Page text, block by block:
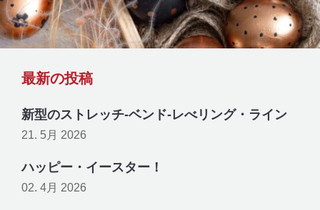
最新の投稿
新型のストレッチ-ベンド-レべリング・ライン
21. 5月 2026
ハッピー・イースター！
02. 4月 2026